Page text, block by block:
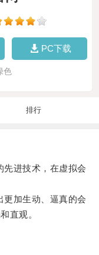
PC下载
色
排行
进技术，在虚拟会
加生动、逼真的会
直观。